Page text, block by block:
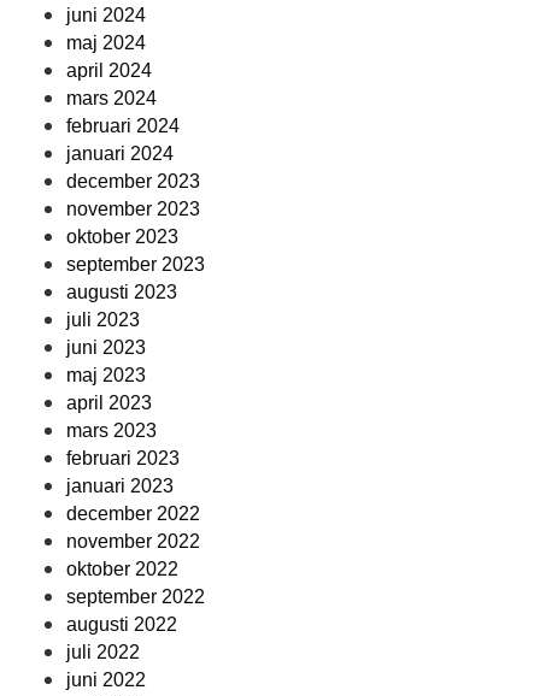
juni 2024
maj 2024
april 2024
mars 2024
februari 2024
januari 2024
december 2023
november 2023
oktober 2023
september 2023
augusti 2023
juli 2023
juni 2023
maj 2023
april 2023
mars 2023
februari 2023
januari 2023
december 2022
november 2022
oktober 2022
september 2022
augusti 2022
juli 2022
juni 2022